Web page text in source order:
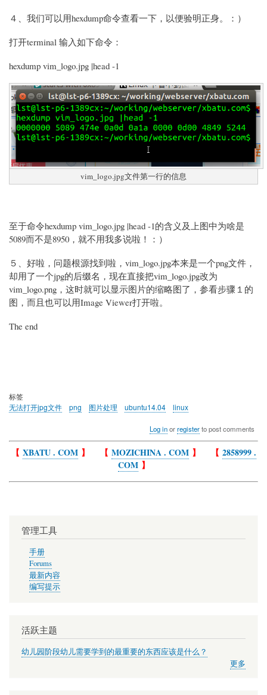
４、我们可以用hexdump命令查看一下，以便验明正身。：）
打开terminal 输入如下命令：
hexdump vim_logo.jpg |head -1
vim_logo.jpg文件第一行的信息
至于命令hexdump vim_logo.jpg |head -1的含义及上图中为啥是
5089而不是8950，就不用我多说啦！：）
５、好啦，问题根源找到啦，vim_logo.jpg本来是一个png文件，
却用了一个jpg的后缀名，现在直接把vim_logo.jpg改为
vim_logo.png，这时就可以显示图片的缩略图了，参看步骤１的
图，而且也可以用Image Viewer打开啦。
The end
标签
无法打开jpg文件
png 图片处理 ubuntu14.04 linux
Log inorregisterto post comments
【 XBATU . COM】 【 MOZICHINA . COM】 【 2858999 .
COM】
管理工具
手册
Forums
最新内容
编写提示
活跃主题
幼儿园阶段幼儿需要学到的最重要的东西应该是什么？
更多